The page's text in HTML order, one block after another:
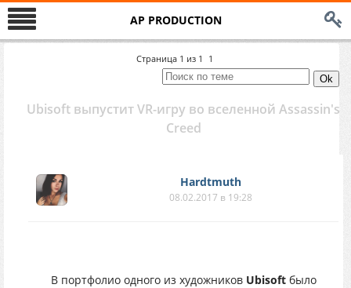
AP PRODUCTION
Страница 1 из 1 1
Ubisoft выпустит VR-игру во вселенной Assassin's
Creed
Hardtmuth
08.02.2017 в 19:28
В портфолио одного из художников Ubisoftбыло